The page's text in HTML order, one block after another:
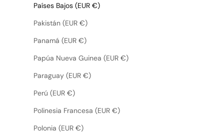
Países Bajos (EUR €)
Pakistán (EUR €)
Panamá (EUR €)
Papúa Nueva Guinea (EUR €)
Paraguay (EUR €)
Perú (EUR €)
Polinesia Francesa (EUR €)
Polonia (EUR €)